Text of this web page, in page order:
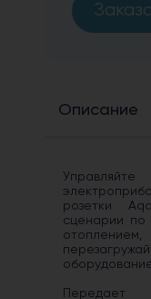
Описание
розетки
сценарии по
Передает